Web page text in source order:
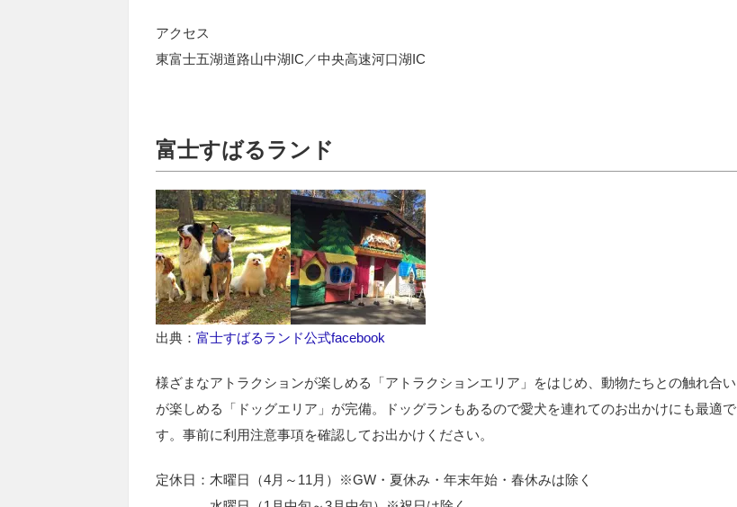
アクセス
東富士五湖道路山中湖IC／中央高速河口湖IC
富士すばるランド
出典： 富士すばるランド公式facebook
様ざまなアトラクションが楽しめる「アトラクションエリア」をはじめ、動物たちとの触れ合い
が楽しめる「ドッグエリア」が完備。ドッグランもあるので愛犬を連れてのお出かけにも最適で
す。事前に利用注意事項を確認してお出かけください。
定休日：木曜日（4月～11月）※GW・夏休み・年末年始・春休みは除く